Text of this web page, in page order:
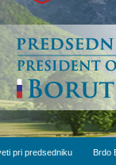
pri predsedniku Brdo